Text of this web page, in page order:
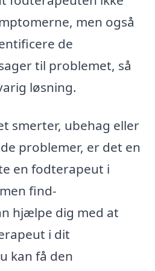
men også
de
til problemet, så
løsning.
smerter, ubehag eller
problemer, er det en
en fodterapeut i
find-
hjælpe dig med at
i dit
kan få den